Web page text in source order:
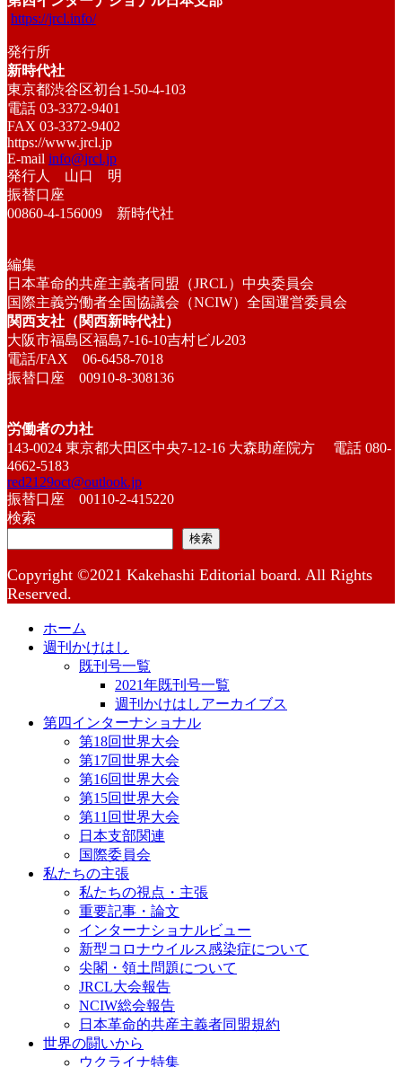
https://jrcl.info/
発行所
新時代社
東京都渋谷区初台1-50-4-103
電話 03-3372-9401
FAX 03-3372-9402
https://www.jrcl.jp
E-mail info@jrcl.jp
発行人 山口 明
振替口座
00860-4-156009 新時代社
編集
日本革命的共産主義者同盟（JRCL）中央委員会
国際主義労働者全国協議会（NCIW）全国運営委員会
関西支社（関西新時代社）
大阪市福島区福島7-16-10吉村ビル203
電話/FAX 06-6458-7018
振替口座 00910-8-308136
労働者の力社
143-0024 東京都大田区中央7-12-16 大森助産院方 電話 080-
4662-5183
red2129oct@outlook.jp
振替口座 00110-2-415220
検索
検索
Copyright ©2021 Kakehashi Editorial board. All Rights
Reserved.
ホーム
週刊かけはし
既刊号一覧
2021年既刊号一覧
週刊かけはしアーカイブス
第四インターナショナル
第18回世界大会
第17回世界大会
第16回世界大会
第15回世界大会
第11回世界大会
日本支部関連
国際委員会
私たちの主張
私たちの視点・主張
重要記事・論文
インターナショナルビュー
新型コロナウイルス感染症について
尖閣・領土問題について
JRCL大会報告
NCIW総会報告
日本革命的共産主義者同盟規約
世界の闘いから
ウクライナ特集